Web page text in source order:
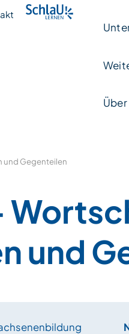
und Gegenteilen
und